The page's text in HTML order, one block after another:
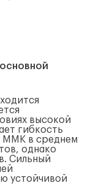
высокой
гибкость
ММК в среднем
однако
Сильный
устойчивой